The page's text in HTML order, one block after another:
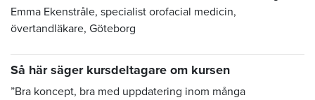
Emma Ekenstråle, specialist orofacial medicin,
övertandläkare, Göteborg
Så här säger kursdeltagare om kursen
”Bra koncept, bra med uppdatering inom många